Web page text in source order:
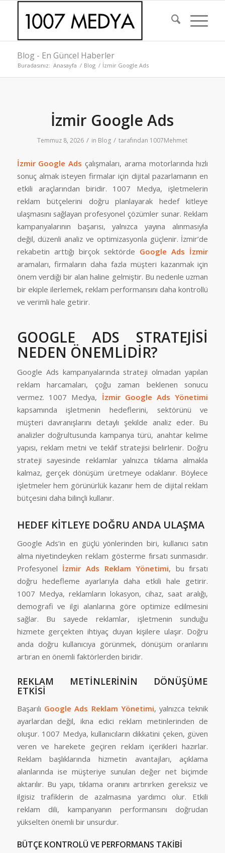
Blog - En Güncel Haberler
Buradasınız: Anasayfa / Blog / İzmir Google Ads
İzmir Google Ads
Temmuz 8, 2026 / in Blog / tarafından 1007Mehmet
İzmir Google Ads çalışmaları, arama motorlarında hızlı
sonuç almak isteyen firmalar için dijital pazarlamanın en
etkili araçlarından biridir. 1007 Medya, işletmelerin
reklam bütçelerini doğru planlayarak hedef kitleye
ulaşmasını sağlayan profesyonel çözümler sunar. Reklam
kampanyalarının başarısı, yalnızca yayına alınmasıyla
değil, düzenli analiz ve optimizasyonla güçlenir. İzmir’de
rekabetin arttığı birçok sektörde Google Ads İzmir
aramaları, firmaların daha fazla müşteri kazanmak için
önem verdiği bir alan haline gelmiştir. Bu nedenle uzman
bir ekiple ilerlemek, reklam performansını daha kontrollü
ve verimli hale getirir.
GOOGLE ADS STRATEJİSİ
NEDEN ÖNEMLİDİR?
Google Ads kampanyalarında strateji olmadan yapılan
reklam harcamaları, çoğu zaman beklenen sonucu
vermez. 1007 Medya, İzmir Google Ads Yönetimi
kapsamında işletmenin hedeflerini, sektörünü ve
müşteri davranışlarını detaylı şekilde analiz eder. Bu
analizler doğrultusunda kampanya türü, anahtar kelime
yapısı, reklam metni ve teklif stratejisi belirlenir. Doğru
strateji sayesinde reklamlar yalnızca tıklama almakla
kalmaz, gerçek dönüşüm üretmeye odaklanır. Böylece
işletmeler hem görünürlük kazanır hem de dijital reklam
bütçesini daha bilinçli kullanır.
HEDEF KİTLEYE DOĞRU ANDA ULAŞMA
Google Ads’in en güçlü yönlerinden biri, kullanıcı satın
alma niyetindeyken reklam gösterme fırsatı sunmasıdır.
Profesyonel İzmir Ads Reklam Yönetimi, bu fırsatı
doğru hedefleme ayarlarıyla daha etkili hale getirir.
1007 Medya, reklamların lokasyon, cihaz, saat aralığı,
demografi ve ilgi alanlarına göre optimize edilmesini
sağlar. Bu sayede reklamlar, işletmenin sunduğu
hizmete gerçekten ihtiyaç duyan kişilere ulaşır. Doğru
anda doğru kullanıcıya görünmek, dönüşüm oranlarını
artıran en önemli faktörlerden biridir.
REKLAM METİNLERİNİN DÖNÜŞÜME
ETKİSİ
Başarılı Google Ads Reklam Yönetimi, yalnızca teknik
ayarlardan değil, ikna edici reklam metinlerinden de
oluşur. 1007 Medya, kullanıcıların dikkatini çeken, güven
veren ve harekete geçiren reklam içerikleri hazırlar.
Reklam başlıklarında hizmetin avantajları, açıklama
alanlarında ise müşteriye sunulan değer net biçimde
aktarılır. Bu yapı, tıklama oranını artırırken gereksiz ve
ilgisiz trafiklerin de azalmasına yardımcı olur. Etkili
reklam dili, kampanyanın performansını doğrudan
yükselten önemli bir unsurdur.
BÜTÇE KONTROLÜ VE PERFORMANS TAKİBİ